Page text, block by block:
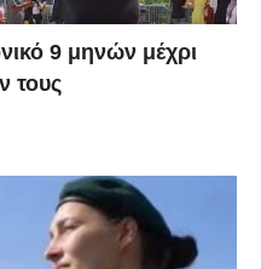
9 μηνών μέχρι
τους